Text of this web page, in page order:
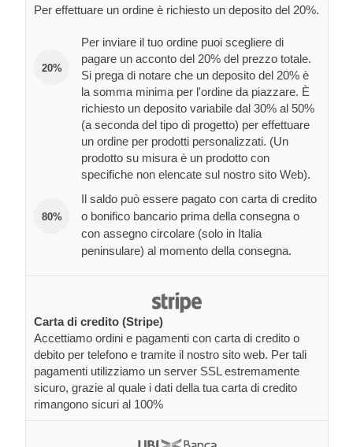
Per effettuare un ordine è richiesto un deposito del 20%.
20%
Per inviare il tuo ordine puoi scegliere di
pagare un acconto del 20% del prezzo totale.
Si prega di notare che un deposito del 20% è
la somma minima per l'ordine da piazzare. È
richiesto un deposito variabile dal 30% al 50%
(a seconda del tipo di progetto) per effettuare
un ordine per prodotti personalizzati. (Un
prodotto su misura è un prodotto con
specifiche non elencate sul nostro sito Web).
80%
Il saldo può essere pagato con carta di credito
o bonifico bancario prima della consegna o
con assegno circolare (solo in Italia
peninsulare) al momento della consegna.
Carta di credito (Stripe)
Accettiamo ordini e pagamenti con carta di credito o
debito per telefono e tramite il nostro sito web. Per tali
pagamenti utilizziamo un server SSL estremamente
sicuro, grazie al quale i dati della tua carta di credito
rimangono sicuri al 100%